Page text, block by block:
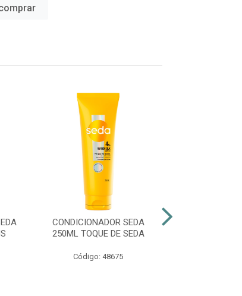
CONDICIONADOR SEDA
250ML TOQUE DE SEDA
Código: 48675